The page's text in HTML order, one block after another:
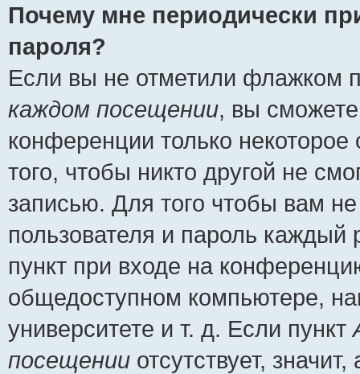
Почему мне периодически
пароля?
Если вы не отметили флажком
каждом посещении, вы
конференции только
того, чтобы никто другой не
записью. Для того чтобы вам
пользователя и пароль
пункт при входе на
общедоступном компьютере,
университете и т. д. Если пункт
посещении отсутствует,